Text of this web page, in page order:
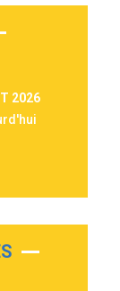
2:28
2026